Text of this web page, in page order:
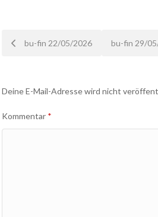
Nach
Navigation
bu-fin 22/05/2026 bu-fin 29/
Deine E-Mail-Adresse wird nicht
Kommentar *